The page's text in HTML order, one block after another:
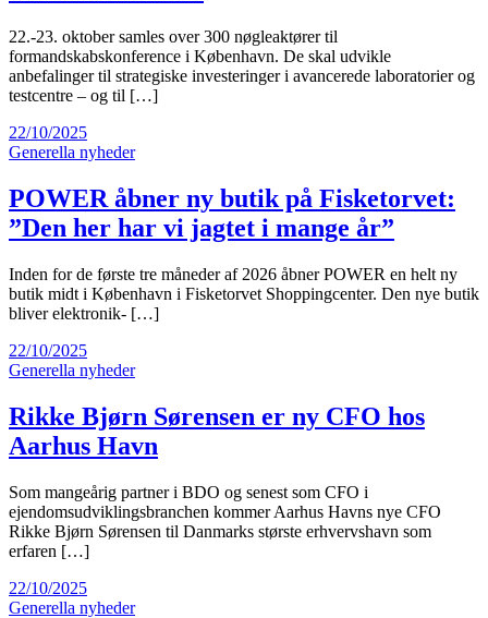
22.-23. oktober samles over 300 nøgleaktører til
formandskabskonference i København. De skal udvikle
anbefalinger til strategiske investeringer i avancerede laboratorier og
testcentre – og til […]
22/10/2025
Generella nyheder
POWER åbner ny butik på Fisketorvet:
”Den her har vi jagtet i mange år”
Inden for de første tre måneder af 2026 åbner POWER en helt ny
butik midt i København i Fisketorvet Shoppingcenter. Den nye butik
bliver elektronik- […]
22/10/2025
Generella nyheder
Rikke Bjørn Sørensen er ny CFO hos
Aarhus Havn
Som mangeårig partner i BDO og senest som CFO i
ejendomsudviklingsbranchen kommer Aarhus Havns nye CFO
Rikke Bjørn Sørensen til Danmarks største erhvervshavn som
erfaren […]
22/10/2025
Generella nyheder